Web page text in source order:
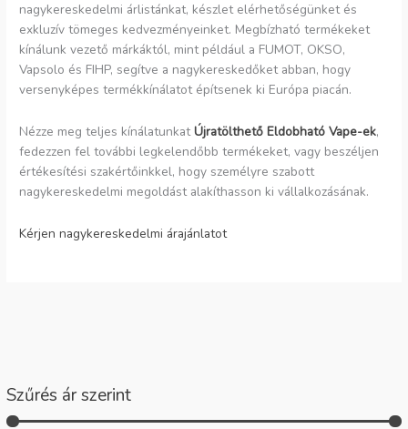
Szűrés ár szerint
nagykereskedelmi árlistánkat, készlet elérhetőségünket és
exkluzív tömeges kedvezményeinket. Megbízható termékeket
kínálunk vezető márkáktól, mint például a FUMOT, OKSO,
Vapsolo és FIHP, segítve a nagykereskedőket abban, hogy
versenyképes termékkínálatot építsenek ki Európa piacán.
Nézze meg teljes kínálatunkatÚjratölthető Eldobható Vape-ek,
fedezzen fel további legkelendőbb termékeket, vagy beszéljen
értékesítési szakértőinkkel, hogy személyre szabott
nagykereskedelmi megoldást alakíthasson ki vállalkozásának.
Kérjen nagykereskedelmi árajánlatot